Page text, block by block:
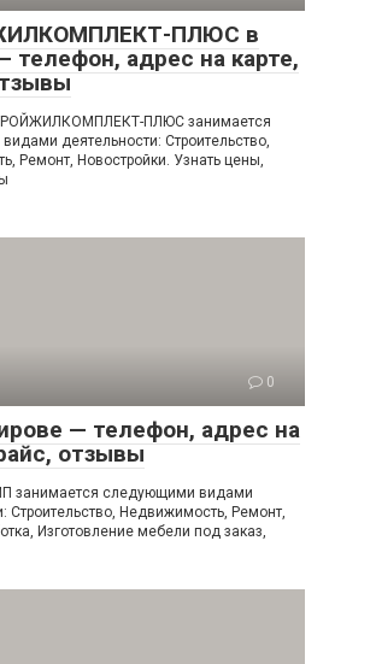
ПЛЮС в
телефон, адрес на карте,
ПЛЮС занимается
деятельности: Строительство,
Ремонт, Новостройки. Узнать цены,
0
— телефон, адрес на
отзывы
занимается следующими видами
Строительство, Недвижимость, Ремонт,
Изготовление мебели под заказ,